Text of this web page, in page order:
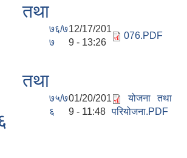
तथा
७६/७
७
12/17/201
9 - 13:26
076.PDF
तथा
७५/७
६
01/20/201
9 - 11:48
योजना तथा
परियोजना.PDF